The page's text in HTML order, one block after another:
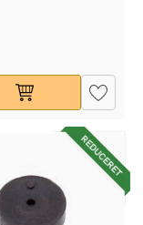
REDUCERET